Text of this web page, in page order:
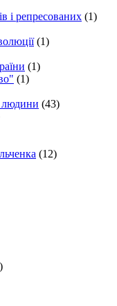
і репресованих (1)
(1)
(1)
(1)
людини (43)
(12)